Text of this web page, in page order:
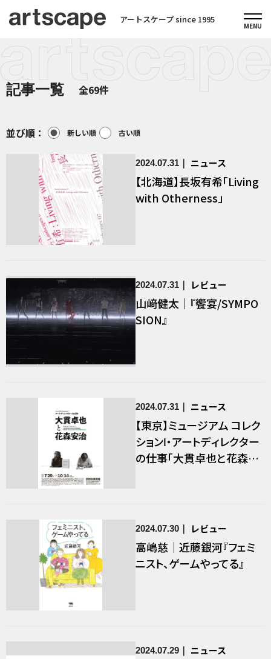
アートスケープ since 1995
記事一覧 全69件
並び順： 新しい順 古い順
2024.07.31 ニュース
【北海道】長坂有希「Living
with Otherness」
2024.07.31 レビュー
山﨑健太｜『饗宴/SYMPO
SION』
2024.07.31 ニュース
【東京】ミュージアム コレク
ションⅠ・アートディレクター
の仕事「大貫卓也と花森安
2024.07.30 レビュー
高嶋慈｜近藤銀河『フェミ
ニスト、ゲームやってる』
2024.07.29 ニュース